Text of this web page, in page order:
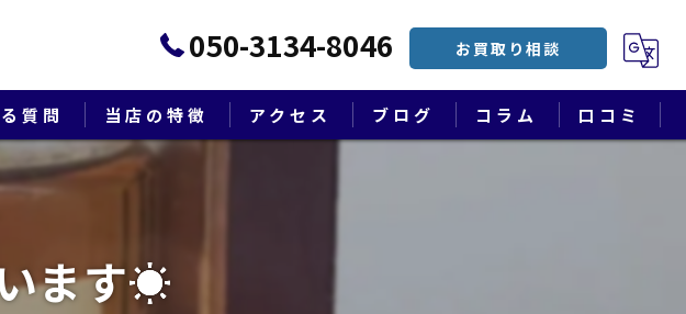
050-3134-8046 お買取り相談
質問 当店の特徴
切手
アクセス ブログ コラム 口コミ
ます☀